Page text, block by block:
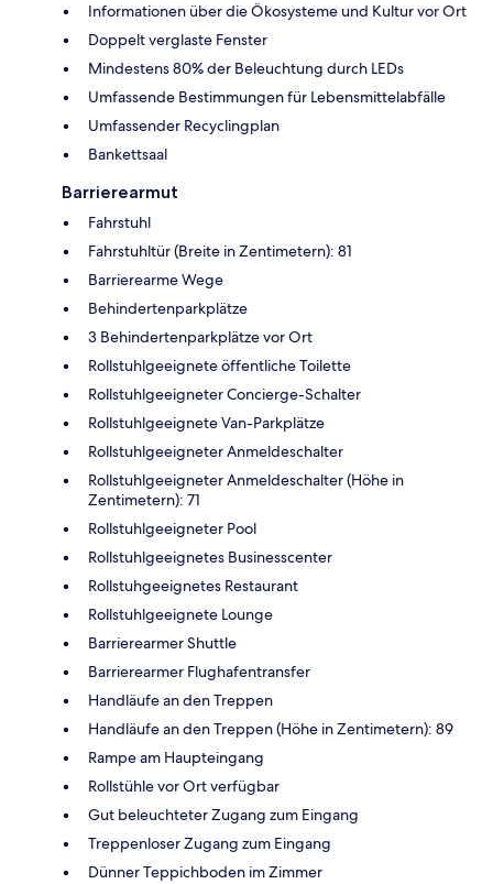
Informationen über die Ökosysteme und Kultur vor Ort
Doppelt verglaste Fenster
Mindestens 80% der Beleuchtung durch LEDs
Umfassende Bestimmungen für Lebensmittelabfälle
Umfassender Recyclingplan
Bankettsaal
Barrierearmut
Fahrstuhl
Fahrstuhltür (Breite in Zentimetern): 81
Barrierearme Wege
Behindertenparkplätze
3 Behindertenparkplätze vor Ort
Rollstuhlgeeignete öffentliche Toilette
Rollstuhlgeeigneter Concierge-Schalter
Rollstuhlgeeignete Van-Parkplätze
Rollstuhlgeeigneter Anmeldeschalter
Rollstuhlgeeigneter Anmeldeschalter (Höhe in
Zentimetern): 71
Rollstuhlgeeigneter Pool
Rollstuhlgeeignetes Businesscenter
Rollstuhgeeignetes Restaurant
Rollstuhlgeeignete Lounge
Barrierearmer Shuttle
Barrierearmer Flughafentransfer
Handläufe an den Treppen
Handläufe an den Treppen (Höhe in Zentimetern): 89
Rampe am Haupteingang
Rollstühle vor Ort verfügbar
Gut beleuchteter Zugang zum Eingang
Treppenloser Zugang zum Eingang
Dünner Teppichboden im Zimmer